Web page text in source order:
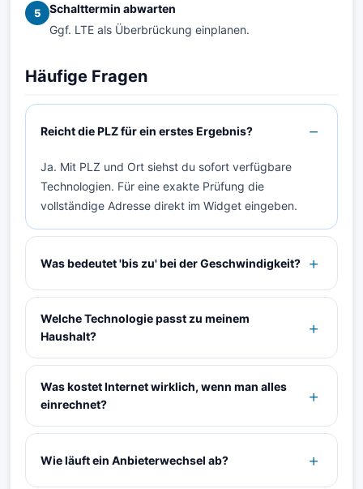
5
Schalttermin abwarten
Ggf. LTE als Überbrückung einplanen.
Häufige Fragen
Reicht die PLZ für ein erstes Ergebnis?
Ja. Mit PLZ und Ort siehst du sofort verfügbare
Technologien. Für eine exakte Prüfung die
vollständige Adresse direkt im Widget eingeben.
Was bedeutet 'bis zu' bei der Geschwindigkeit?
Welche Technologie passt zu meinem
Haushalt?
Was kostet Internet wirklich, wenn man alles
einrechnet?
Wie läuft ein Anbieterwechsel ab?